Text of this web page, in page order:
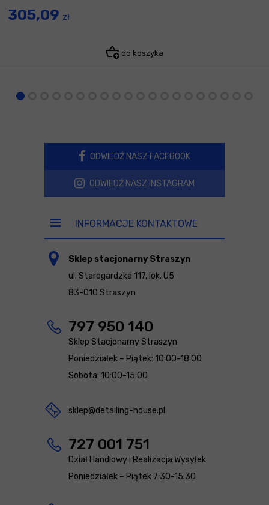
305,09 zł
do koszyka
ODWIEDŹ NASZ FACEBOOK
ODWIEDŹ NASZ INSTAGRAM
INFORMACJE KONTAKTOWE
Sklep stacjonarny Straszyn
ul. Starogardzka 117, lok. U5
83-010 Straszyn
797 950 140
Sklep Stacjonarny Straszyn
Poniedziałek – Piątek: 10:00-18:00
Sobota: 10:00-15:00
sklep@detailing-house.pl
727 001 751
Dział Handlowy i Realizacja Wysyłek
Poniedziałek – Piątek 7:30-15.30